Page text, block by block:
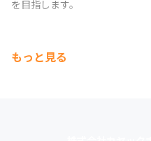
を目指します。
もっと見る